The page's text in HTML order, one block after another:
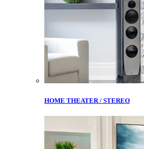
HOME THEATER / STEREO